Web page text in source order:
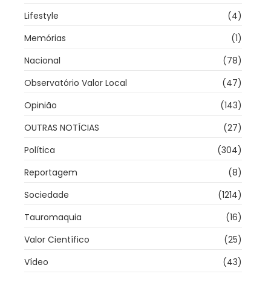
Lifestyle
(4)
Memórias
(1)
Nacional
(78)
Observatório Valor Local
(47)
Opinião
(143)
OUTRAS NOTÍCIAS
(27)
Política
(304)
Reportagem
(8)
Sociedade
(1214)
Tauromaquia
(16)
Valor Científico
(25)
Vídeo
(43)